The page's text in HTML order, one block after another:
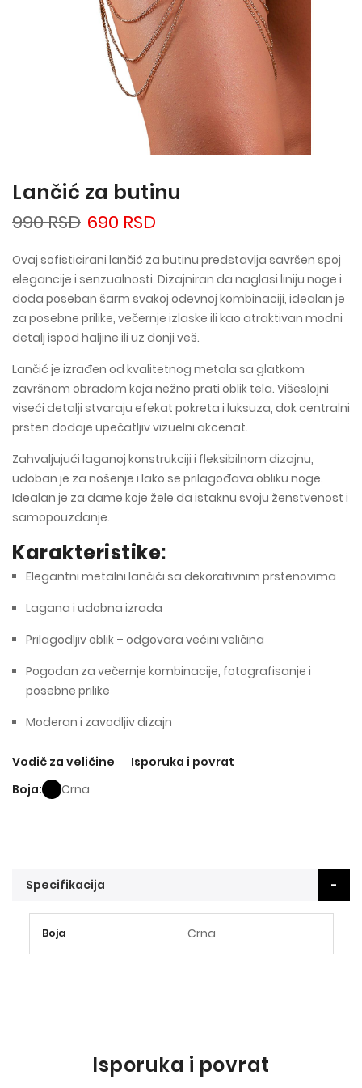
Lančić za butinu
690 RSD
990 RSD
Ovaj sofisticirani lančić za butinu predstavlja savršen spoj
elegancije i senzualnosti. Dizajniran da naglasi liniju noge i
doda poseban šarm svakoj odevnoj kombinaciji, idealan je
za posebne prilike, večernje izlaske ili kao atraktivan modni
detalj ispod haljine ili uz donji veš.
Lančić je izrađen od kvalitetnog metala sa glatkom
završnom obradom koja nežno prati oblik tela. Višeslojni
viseći detalji stvaraju efekat pokreta i luksuza, dok centralni
prsten dodaje upečatljiv vizuelni akcenat.
Zahvaljujući laganoj konstrukciji i fleksibilnom dizajnu,
udoban je za nošenje i lako se prilagođava obliku noge.
Idealan je za dame koje žele da istaknu svoju ženstvenost i
samopouzdanje.
Karakteristike:
Elegantni metalni lančići sa dekorativnim prstenovima
Lagana i udobna izrada
Prilagodljiv oblik – odgovara većini veličina
Pogodan za večernje kombinacije, fotografisanje i
posebne prilike
Moderan i zavodljiv dizajn
Vodič za veličine
Isporuka i povrat
Boja
Crna
Specifikacija
informacija
Boja Crna
Isporuka i povrat